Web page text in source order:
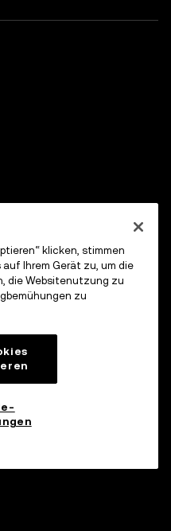
klicken, stimmen
Ihrem Gerät zu, um die
die Websitenutzung zu
zu